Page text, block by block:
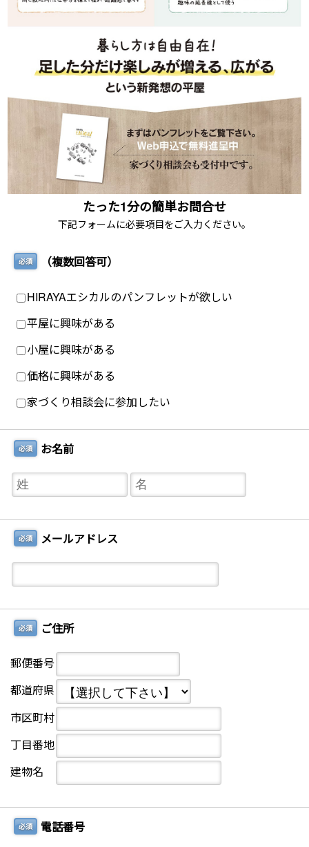
たった1分の簡単お問合せ
下記フォームに必要項目をご入力ください。
必須 （複数回答可）
HIRAYAエシカルのパンフレットが欲しい
平屋に興味がある
小屋に興味がある
価格に興味がある
家づくり相談会に参加したい
必須 お名前
必須 メールアドレス
必須 ご住所
郵便番号
都道府県
市区町村
丁目番地
建物名
必須 電話番号